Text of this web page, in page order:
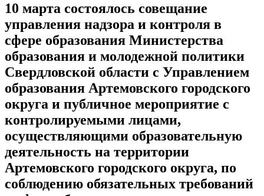
10 марта состоялось совещание
управления надзора и контроля в
сфере образования Министерства
образования и молодежной политики
Свердловской области с Управлением
образования Артемовского городского
округа и публичное мероприятие с
контролируемыми лицами,
осуществляющими образовательную
деятельность на территории
Артемовского городского округа, по
соблюдению обязательных требований